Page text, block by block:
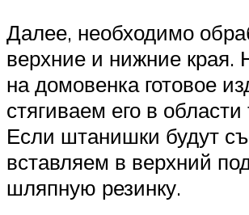
Далее, необходимо
верхние и нижние края.
на домовенка готовое
стягиваем его в
Если штанишки будут
вставляем в верхний
шляпную резинку.